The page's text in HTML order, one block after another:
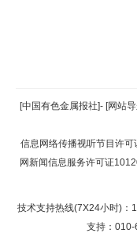
[中国有色金属报社]- [网站
信息网络传播视听节目许
网新闻信息服务许可证
技术支持热线(7X24小时)
支持：